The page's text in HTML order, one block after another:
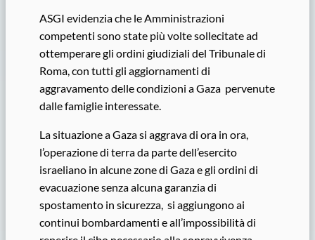
ASGI evidenzia che le Amministrazioni
competenti sono state più volte sollecitate ad
ottemperare gli ordini giudiziali del Tribunale di
Roma, con tutti gli aggiornamenti di
aggravamento delle condizioni a Gaza pervenute
dalle famiglie interessate.
La situazione a Gaza si aggrava di ora in ora,
l’operazione di terra da parte dell’esercito
israeliano in alcune zone di Gaza e gli ordini di
evacuazione senza alcuna garanzia di
spostamento in sicurezza, si aggiungono ai
continui bombardamenti e all’impossibilità di